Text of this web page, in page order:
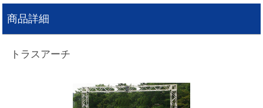
商品詳細
トラスアーチ